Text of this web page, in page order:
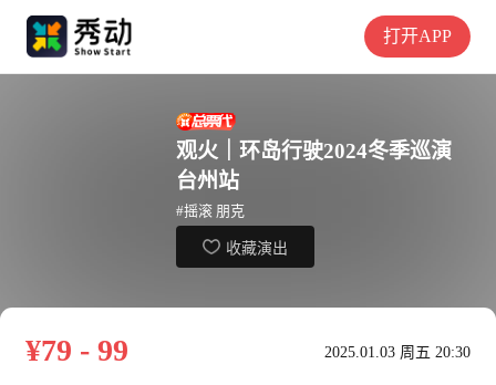
打开APP
观火｜环岛行驶2024冬季巡演
台州站
#摇滚 朋克
收藏演出
¥79 - 99 2025.01.03 周五 20:30